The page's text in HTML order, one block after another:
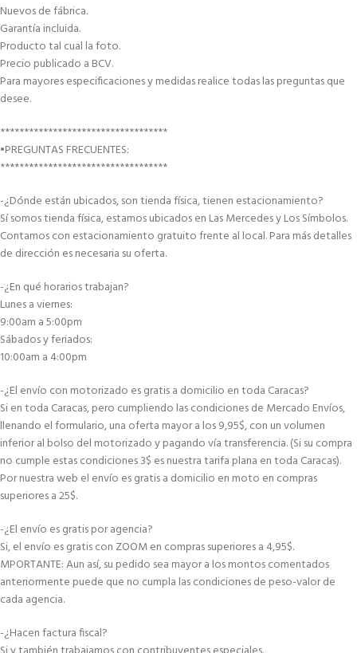
Nuevos de fábrica.
Garantía incluida.
Producto tal cual la foto.
Precio publicado a BCV.
Para mayores especificaciones y medidas realice todas las preguntas que
desee.
***********************************
•PREGUNTAS FRECUENTES:
***********************************
-¿Dónde están ubicados, son tienda física, tienen estacionamiento?
Sí somos tienda física, estamos ubicados en Las Mercedes y Los Símbolos.
Contamos con estacionamiento gratuito frente al local. Para más detalles
de dirección es necesaria su oferta.
-¿En qué horarios trabajan?
Lunes a viernes:
9:00am a 5:00pm
Sábados y feriados:
10:00am a 4:00pm
-¿El envío con motorizado es gratis a domicilio en toda Caracas?
Si en toda Caracas, pero cumpliendo las condiciones de Mercado Envíos,
llenando el formulario, una oferta mayor a los 9,95$, con un volumen
inferior al bolso del motorizado y pagando vía transferencia. (Si su compra
no cumple estas condiciones 3$ es nuestra tarifa plana en toda Caracas).
Por nuestra web el envío es gratis a domicilio en moto en compras
superiores a 25$.
-¿El envío es gratis por agencia?
Si, el envío es gratis con ZOOM en compras superiores a 4,95$.
MPORTANTE: Aun así, su pedido sea mayor a los montos comentados
anteriormente puede que no cumpla las condiciones de peso-valor de
cada agencia.
-¿Hacen factura fiscal?